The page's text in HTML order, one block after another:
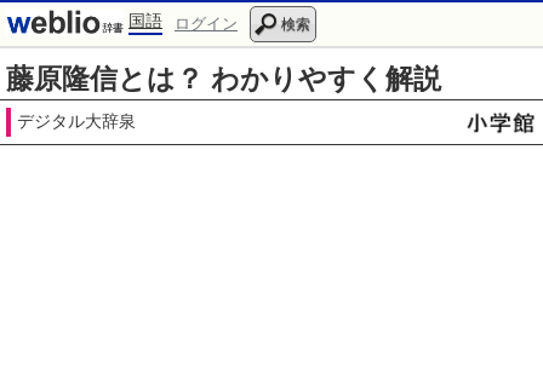
国語 ログイン 検索
藤原隆信とは？ わかりやすく解説
デジタル大辞泉